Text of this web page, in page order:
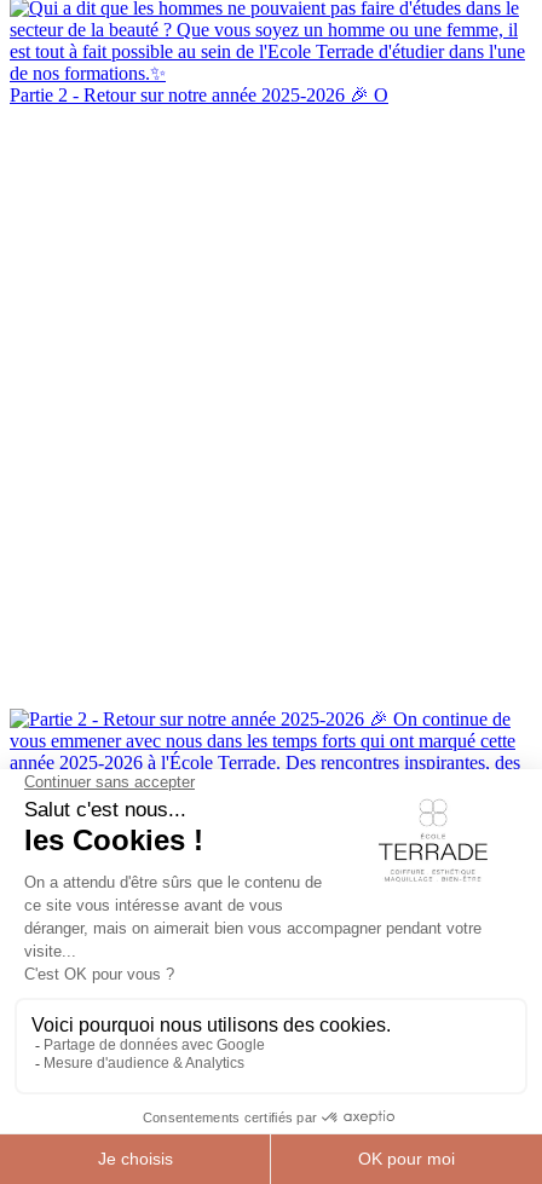
Partie 2 - Retour sur notre année 2025-2026 🎉 O
Une playlist avec du rythme et des sons qui varien